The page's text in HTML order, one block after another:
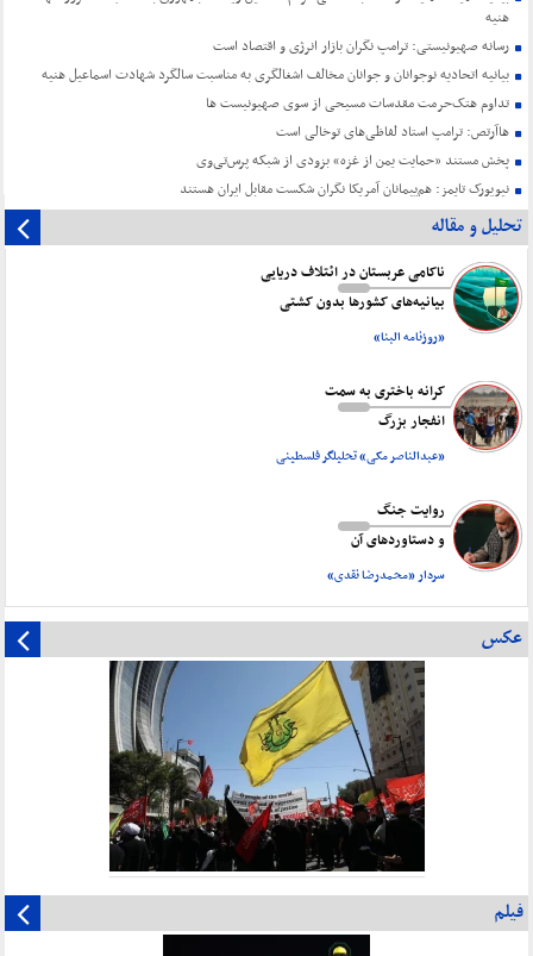
هنیه
رسانه صهیونیستی: ترامپ نگران بازار انرژی و اقتصاد است
بیانیه اتحادیه نوجوانان و جوانان مخالف اشغالگری به مناسبت سالگرد شهادت اسماعیل هنیه
تداوم هتک‌حرمت مقدسات مسیحی از سوی صهیونیست ها
هاآرتص: ترامپ استاد لفاظی‌های توخالی است
پخش مستند «حمایت یمن از غزه» بزودی از شبکه پرس‌تی‌وی
نیویورک تایمز: هم‌پیمانان آمریکا نگران شکست مقابل ایران هستند
تحلیل و مقاله
ناکامی عربستان در ائتلاف دریایی
بیانیه‌های کشورها بدون کشتی
«روزنامه البنا»
کرانه باختری به سمت
انفجار بزرگ
«عبدالناصر مکی» تحلیلگر فلسطینی
روایت جنگ
و دستاورد‌های آن
سردار «محمدرضا نقدی»
عکس
فیلم